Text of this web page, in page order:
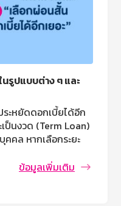
รูปแบบต่าง ๆ และ
ะหยัดดอกเบี้ยได้อีก
เป็นงวด (Term Loan)
คคล หากเลือกระยะ
ข้อมูลเพิ่มเติม